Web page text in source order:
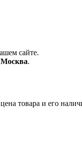
сайте.
Москва.
товара и его